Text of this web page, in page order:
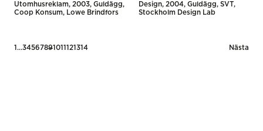
Utomhus­reklam 2003 Guldägg
Coop Konsum
Lowe Brindfors
Design 2004 Guldägg
SVT
Stockholm Design Lab
Posts
1 …34567891011 121314 Nästa